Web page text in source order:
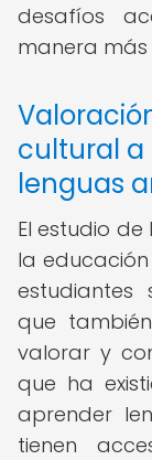
desafíos
manera más
cultural a
lenguas
El estudio
la
estudiantes
que
valorar y
que ha
aprender
tienen